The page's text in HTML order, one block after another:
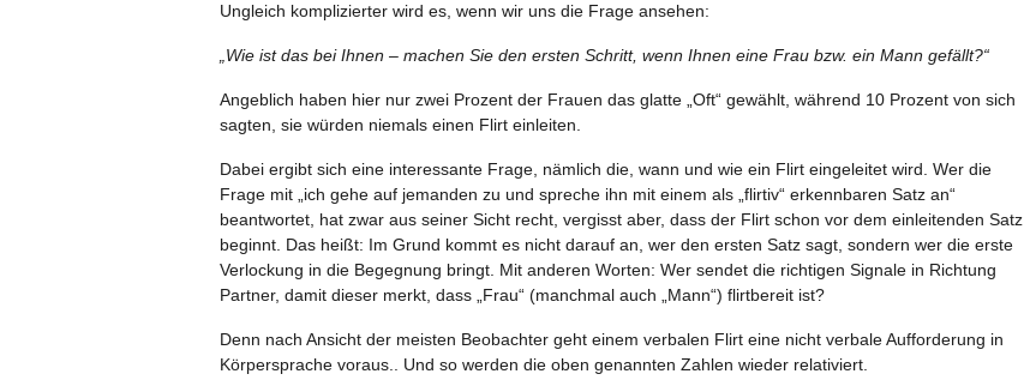
Ungleich komplizierter wird es, wenn wir uns die Frage ansehen:
„Wie ist das bei Ihnen – machen Sie den ersten Schritt, wenn Ihnen eine Frau bzw. ein Mann gefällt?“
Angeblich haben hier nur zwei Prozent der Frauen das glatte „Oft“ gewählt, während 10 Prozent von sich
sagten, sie würden niemals einen Flirt einleiten.
Dabei ergibt sich eine interessante Frage, nämlich die, wann und wie ein Flirt eingeleitet wird. Wer die
Frage mit „ich gehe auf jemanden zu und spreche ihn mit einem als „flirtiv“ erkennbaren Satz an“
beantwortet, hat zwar aus seiner Sicht recht, vergisst aber, dass der Flirt schon vor dem einleitenden Satz
beginnt. Das heißt: Im Grund kommt es nicht darauf an, wer den ersten Satz sagt, sondern wer die erste
Verlockung in die Begegnung bringt. Mit anderen Worten: Wer sendet die richtigen Signale in Richtung
Partner, damit dieser merkt, dass „Frau“ (manchmal auch „Mann“) flirtbereit ist?
Denn nach Ansicht der meisten Beobachter geht einem verbalen Flirt eine nicht verbale Aufforderung in
Körpersprache voraus.. Und so werden die oben genannten Zahlen wieder relativiert.